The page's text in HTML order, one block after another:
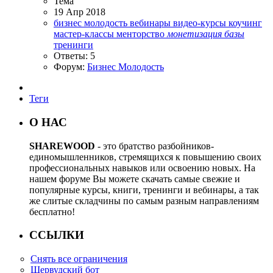
19 Апр 2018
бизнес молодость вебинары видео-курсы коучинг
мастер-классы менторство монетизация базы
тренинги
Ответы: 5
Форум: Бизнес Молодость
Теги
О НАС
SHAREWOOD - это братство разбойников-
единомышленников, стремящихся к повышению своих
профессиональных навыков или освоению новых. На
нашем форуме Вы можете скачать самые свежие и
популярные курсы, книги, тренинги и вебинары, а так
же слитые складчины по самым разным направлениям
бесплатно!
ССЫЛКИ
Снять все ограничения
Шервудский бот